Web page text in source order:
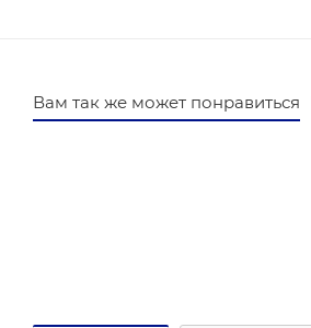
Вам так же может понравиться